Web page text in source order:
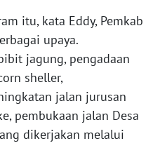
itu, kata Eddy, Pemkab
upaya.
jagung, pengadaan
sheller,
jalan jurusan
pembukaan jalan Desa
dikerjakan melalui